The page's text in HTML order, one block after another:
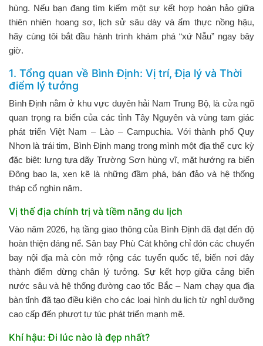
hùng. Nếu bạn đang tìm kiếm một sự kết hợp hoàn hảo giữa
thiên nhiên hoang sơ, lịch sử sâu dày và ẩm thực nồng hậu,
hãy cùng tôi bắt đầu hành trình khám phá “xứ Nẫu” ngay bây
giờ.
1. Tổng quan về Bình Định: Vị trí, Địa lý và Thời
điểm lý tưởng
Bình Định nằm ở khu vực duyên hải Nam Trung Bộ, là cửa ngõ
quan trọng ra biển của các tỉnh Tây Nguyên và vùng tam giác
phát triển Việt Nam – Lào – Campuchia. Với thành phố Quy
Nhơn là trái tim, Bình Định mang trong mình một địa thế cực kỳ
đặc biệt: lưng tựa dãy Trường Sơn hùng vĩ, mặt hướng ra biển
Đông bao la, xen kẽ là những đầm phá, bán đảo và hệ thống
tháp cổ nghìn năm.
Vị thế địa chính trị và tiềm năng du lịch
Vào năm 2026, hạ tầng giao thông của Bình Định đã đạt đến độ
hoàn thiện đáng nể. Sân bay Phù Cát không chỉ đón các chuyến
bay nội địa mà còn mở rộng các tuyến quốc tế, biến nơi đây
thành điểm dừng chân lý tưởng. Sự kết hợp giữa cảng biển
nước sâu và hệ thống đường cao tốc Bắc – Nam chạy qua địa
bàn tỉnh đã tạo điều kiện cho các loại hình du lịch từ nghỉ dưỡng
cao cấp đến phượt tự túc phát triển mạnh mẽ.
Khí hậu: Đi lúc nào là đẹp nhất?